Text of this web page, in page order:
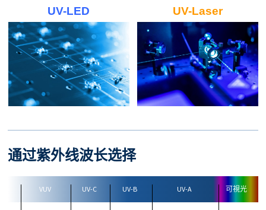
UV-LED UV-Laser
通过紫外线波长选择
VUV UV-C UV-B UV-A 可視光